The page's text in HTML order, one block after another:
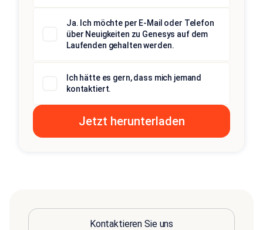
Ja. Ich möchte per E-Mail oder Telefon
über Neuigkeiten zu Genesys auf dem
Laufenden gehalten werden.
Ich hätte es gern, dass mich jemand
kontaktiert.
Kontaktieren Sie uns